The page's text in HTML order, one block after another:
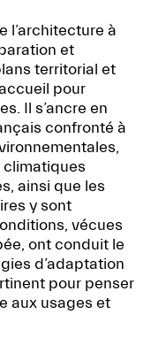
l’architecture à
et
territorial et
pour
Il s’ancre en
confronté à
climatiques
ainsi que les
y sont
vécues
ont conduit le
d’adaptation
pour penser
aux usages et